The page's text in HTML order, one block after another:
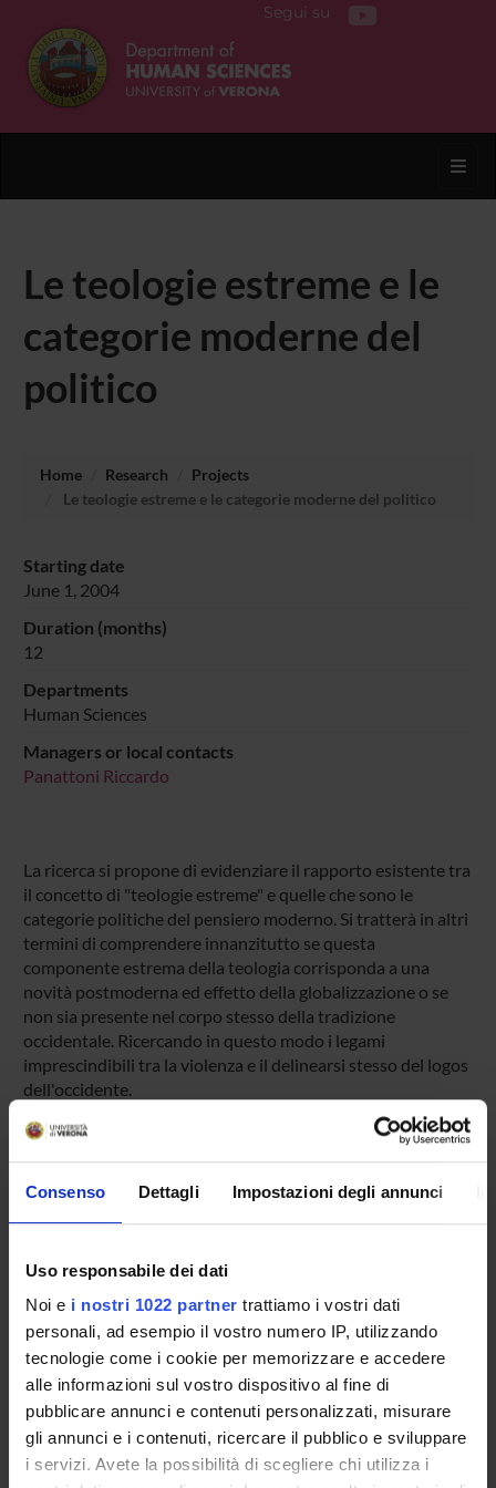
Consenso Dettagli Impostazioni degli annunci
Uso responsabile dei dati
Noi e i nostri 1022 partner trattiamo i vostri dati
personali, ad esempio il vostro numero IP, utilizzando
tecnologie come i cookie per memorizzare e accedere
alle informazioni sul vostro dispositivo al fine di
pubblicare annunci e contenuti personalizzati, misurare
gli annunci e i contenuti, ricercare il pubblico e sviluppare
i servizi. Avete la possibilità di scegliere chi utilizza i
Segui su
Le teologie estreme e le
categorie moderne del
politico
Home Research
Projects
Le teologie estreme e le categorie moderne del politico
Starting date
June 1, 2004
Duration (months)
12
Departments
Human Sciences
Managers or local contacts
Panattoni Riccardo
La ricerca si propone di evidenziare il rapporto esistente tra
il concetto di "teologie estreme" e quelle che sono le
categorie politiche del pensiero moderno. Si tratterà in altri
termini di comprendere innanzitutto se questa
componente estrema della teologia corrisponda a una
novità postmoderna ed effetto della globalizzazione o se
non sia presente nel corpo stesso della tradizione
occidentale. Ricercando in questo modo i legami
imprescindibili tra la violenza e il delinearsi stesso del logos
dell'occidente.
SPONSORS:
assigned and managed by the department
PROJECT PARTICIPANTS
Riccardo Panattoni
Full Professor